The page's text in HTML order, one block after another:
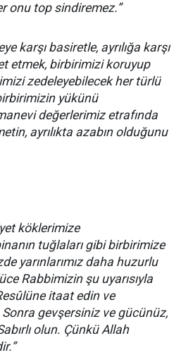
onu top sindiremez.”
karşı basiretle, ayrılığa karşı
etmek, birbirimizi koruyup
zedeleyebilecek her türlü
yükünü
değerlerimiz etrafında
ayrılıkta azabın olduğunu
köklerimize
tuğlaları gibi birbirimize
yarınlarımız daha huzurlu
Rabbimizin şu uyarısıyla
itaat edin ve
gevşersiniz ve gücünüz,
olun. Çünkü Allah